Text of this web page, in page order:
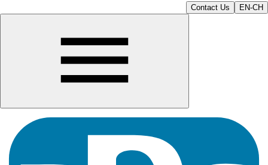
Contact Us EN-CH